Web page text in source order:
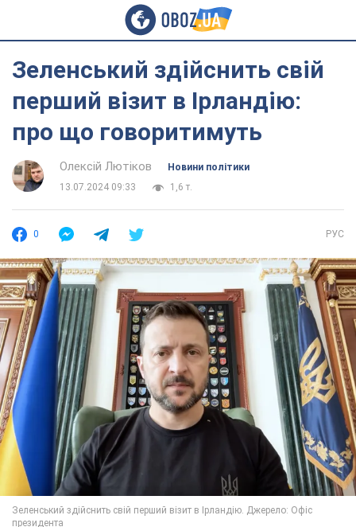
Зеленський здійснить свій
перший візит в Ірландію:
про що говоритимуть
Олексій Лютіков
Новини політики
13.07.2024 09:33
1,6 т.
0 РУС